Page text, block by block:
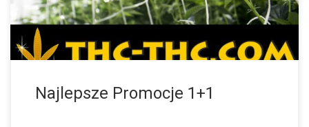
Najlepsze Promocje 1+1